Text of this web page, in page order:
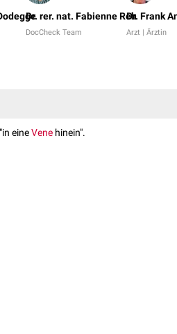
Dr. rer. nat. Fabienne Reh
DocCheck Team
Dr. Frank
Arzt | Ärztin
eineVene hinein".